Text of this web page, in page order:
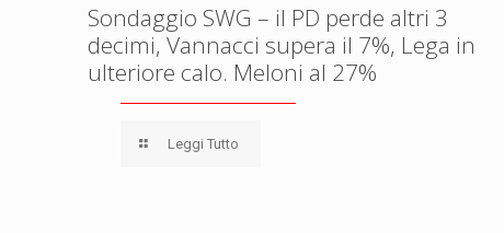
Sondaggio SWG – il PD perde altri 3
decimi, Vannacci supera il 7%, Lega in
ulteriore calo. Meloni al 27%
Leggi Tutto